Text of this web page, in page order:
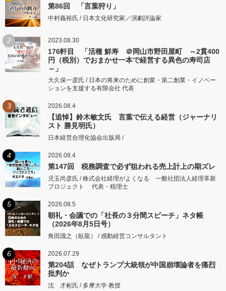
第86回 「言葉狩り」
中村義裕氏 / 日本文化研究家／演劇評論家
2 2023.08.30
176軒目 「活種 鮮寿 ＠岡山市野田屋町 ～2貫400
円（税別）でおまかせ一本で経営する異色の寿司店
～」
大久保一彦氏 / 日本の将来のために創業・第二創業・イノベー
ションを支援する有限会社 代表
3 2026.08.4
【追悼】鈴木敏文氏 言葉で伝える経営（ジャーナリ
スト 勝見明氏）
日本経営合理化協会出版局 /
4 2026.08.4
第147回 税務調査で必ず狙われる売上計上の期ズレ
児玉尚彦氏 / 株式会社経理がよくなる 一般社団法人経理革新
プロジェクト 代表・税理士
5 2026.08.5
朝礼・会議での「社長の３分間スピーチ」ネタ帳
（2026年8月5日号）
角田識之（臥龍） / 感動経営コンサルタント
6 2026.07.29
第204話 なぜトランプ大統領が中国崩壊論者を痛烈
批判か
沈 才彬氏 / 多摩大学 教授